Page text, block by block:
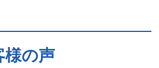
様の声